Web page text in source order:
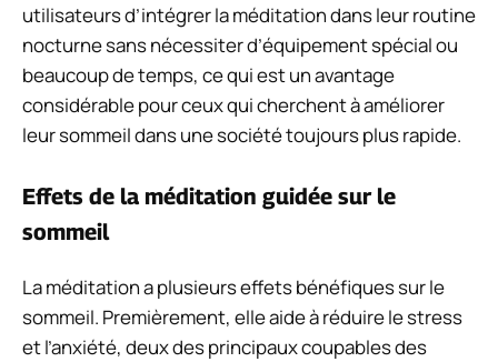
utilisateurs d’intégrer la méditation dans leur routine
nocturne sans nécessiter d’équipement spécial ou
beaucoup de temps, ce qui est un avantage
considérable pour ceux qui cherchent à améliorer
leur sommeil dans une société toujours plus rapide.
Effets de la méditation guidée sur le
sommeil
La méditation a plusieurs effets bénéfiques sur le
sommeil. Premièrement, elle aide à réduire le stress
et l’anxiété, deux des principaux coupables des